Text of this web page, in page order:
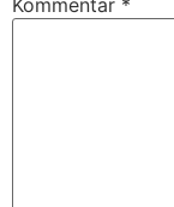
Kommentar *